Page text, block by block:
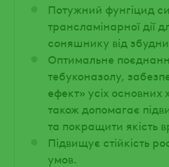
Потужний фунгіцид
трансламінарної дії
соняшнику від
Оптимальне
тебуконазолу,
ефект» усіх
також допомагає
та покращити якість
Підвищує стійкість
умов.